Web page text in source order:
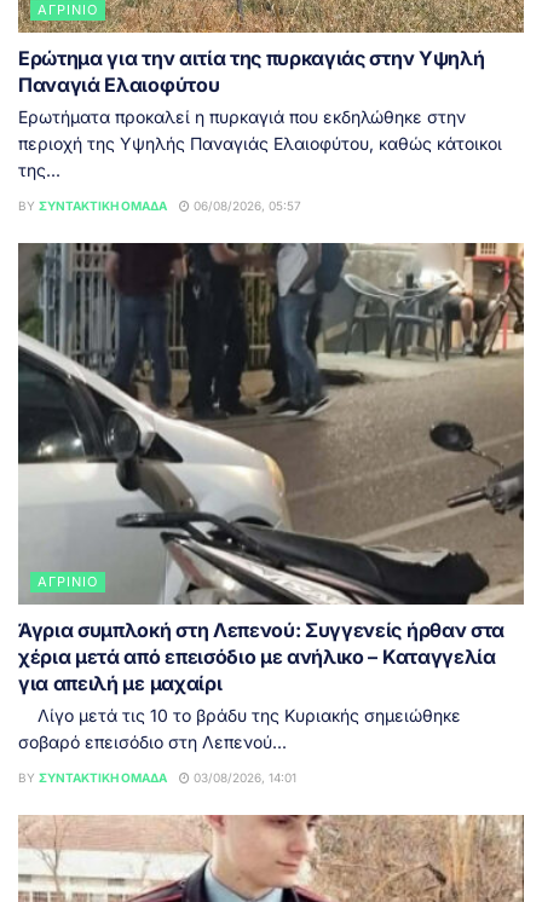
ΑΓΡΊΝΙΟ
Ερώτημα για την αιτία της πυρκαγιάς στην Υψηλή
Παναγιά Ελαιοφύτου
Ερωτήματα προκαλεί η πυρκαγιά που εκδηλώθηκε στην
περιοχή της Υψηλής Παναγιάς Ελαιοφύτου, καθώς κάτοικοι
της...
BY ΣΥΝΤΑΚΤΙΚΉ ΟΜΆΔΑ 06/08/2026, 05:57
ΑΓΡΊΝΙΟ
Άγρια συμπλοκή στη Λεπενού: Συγγενείς ήρθαν στα
χέρια μετά από επεισόδιο με ανήλικο – Καταγγελία
για απειλή με μαχαίρι
Λίγο μετά τις 10 το βράδυ της Κυριακής σημειώθηκε
σοβαρό επεισόδιο στη Λεπενού...
BY ΣΥΝΤΑΚΤΙΚΉ ΟΜΆΔΑ 03/08/2026, 14:01